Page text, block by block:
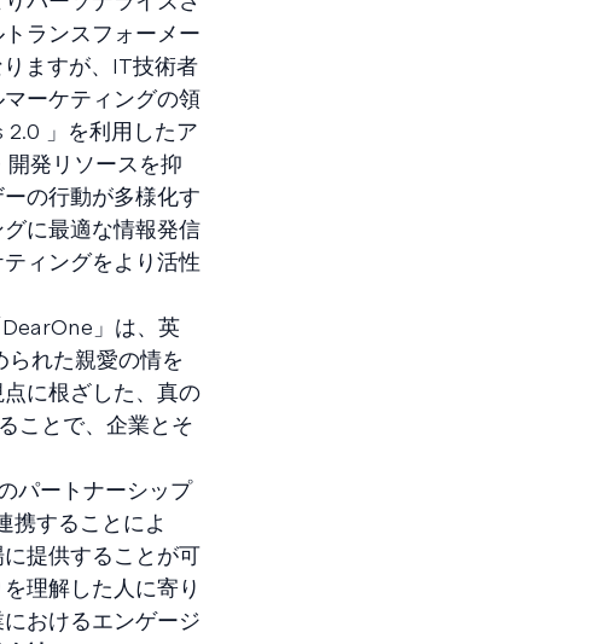
ランスフォーメー
ますが、IT技術者
ーケティングの領
」を利用したア
発リソースを抑
の行動が多様化す
に最適な情報発信
ィングをより活性
」は、英
れた親愛の情を
に根ざした、真の
ことで、企業とそ
パートナーシップ
携することによ
提供することが可
理解した人に寄り
おけるエンゲージ